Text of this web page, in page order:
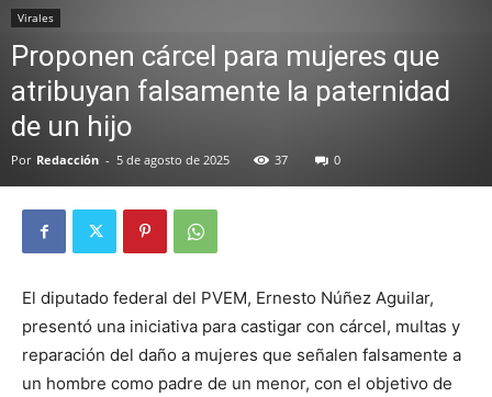
Virales
Proponen cárcel para mujeres que
atribuyan falsamente la paternidad
de un hijo
Por Redacción - 5 de agosto de 2025 37 0
El diputado federal del PVEM, Ernesto Núñez Aguilar,
presentó una iniciativa para castigar con cárcel, multas y
reparación del daño a mujeres que señalen falsamente a
un hombre como padre de un menor, con el objetivo de